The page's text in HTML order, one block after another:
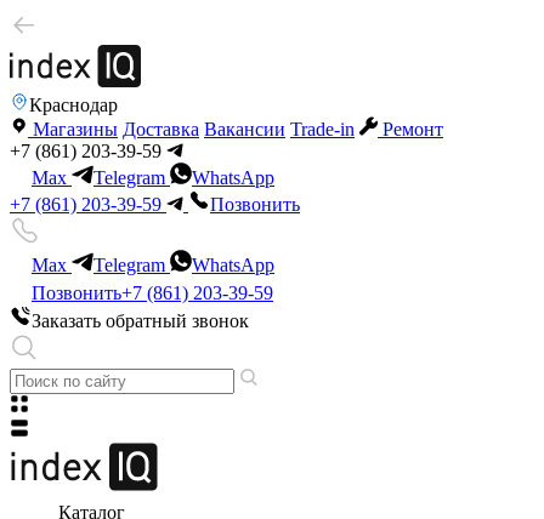
Краснодар
Магазины Доставка Вакансии Trade-in
Ремонт
+7 (861) 203-39-59
Max
Telegram
WhatsApp
+7 (861) 203-39-59
Позвонить
Max Telegram
WhatsApp
Позвонить+7 (861) 203-39-59
Заказать обратный звонок
Каталог